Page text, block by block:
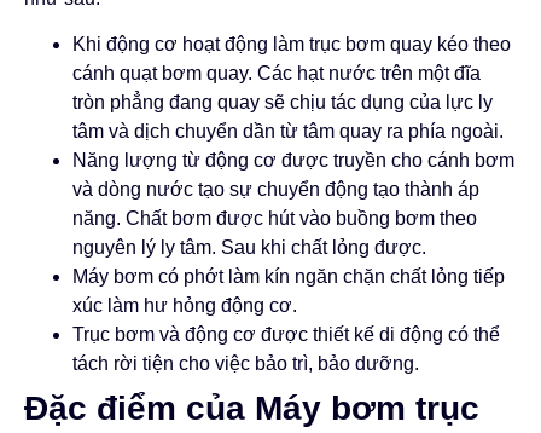
Khi động cơ hoạt động làm trục bơm quay kéo theo
cánh quạt bơm quay. Các hạt nước trên một đĩa
tròn phẳng đang quay sẽ chịu tác dụng của lực ly
tâm và dịch chuyển dần từ tâm quay ra phía ngoài.
Năng lượng từ động cơ được truyền cho cánh bơm
và dòng nước tạo sự chuyển động tạo thành áp
năng. Chất bơm được hút vào buồng bơm theo
nguyên lý ly tâm. Sau khi chất lỏng được.
Máy bơm có phớt làm kín ngăn chặn chất lỏng tiếp
xúc làm hư hỏng động cơ.
Trục bơm và động cơ được thiết kế di động có thể
tách rời tiện cho việc bảo trì, bảo dưỡng.
Đặc điểm của Máy bơm trục